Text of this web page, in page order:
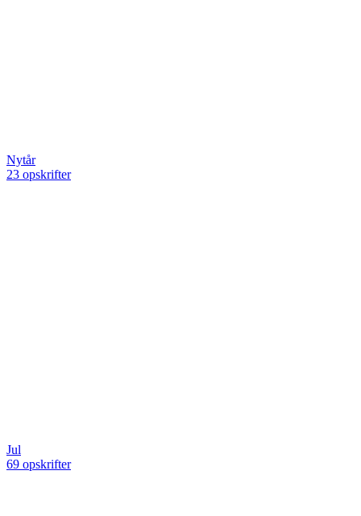
Nytår
23 opskrifter
Jul
69 opskrifter